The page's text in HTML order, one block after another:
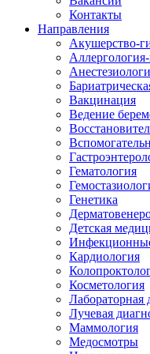
Контакты
Направления
Акушерство-
Вакцинация
Ведение
Гематология
Генетика
Детская
Кардиология
Косметология
Лабораторная
Лучевая
Маммология
Медосмотры